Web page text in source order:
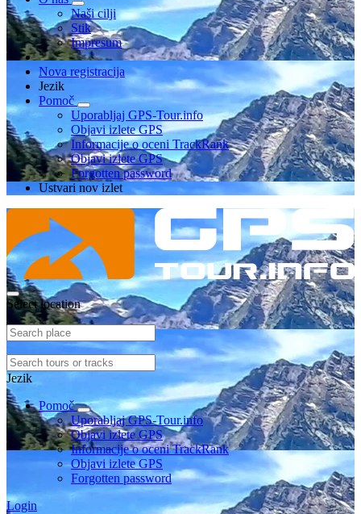
Naši cilji
Stik
Impresum
Nova registracija
Jezik
Pomoč
Uporabljaj GPS-Tour.info
Objavi izlete GPS
Informacije o oceni TrackRank
Objavi izlete GPS
Forgotten password
Ustvari nov izlet
Select location
Jezik
Pomoč
Uporabljaj GPS-Tour.info
Objavi izlete GPS
Informacije o oceni TrackRank
Objavi izlete GPS
Forgotten password
Login